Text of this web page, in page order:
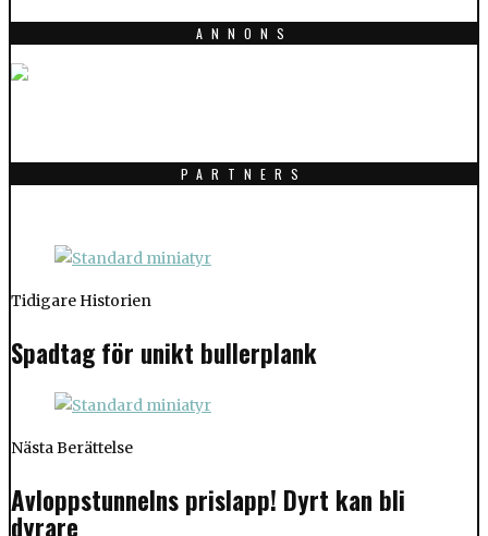
ANNONS
PARTNERS
Tidigare Historien
Spadtag för unikt bullerplank
Nästa Berättelse
Avloppstunnelns prislapp! Dyrt kan bli
dyrare